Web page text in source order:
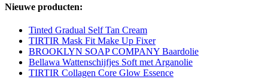
Nieuwe producten:
Tinted Gradual Self Tan Cream
TIRTIR Mask Fit Make Up Fixer
BROOKLYN SOAP COMPANY Baardolie
Bellawa Wattenschijfjes Soft met Arganolie
TIRTIR Collagen Core Glow Essence